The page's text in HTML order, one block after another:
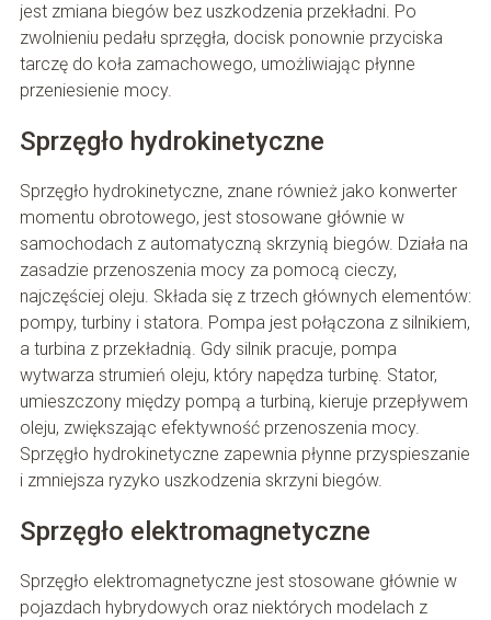
jest zmiana biegów bez uszkodzenia przekładni. Po
zwolnieniu pedału sprzęgła, docisk ponownie przyciska
tarczę do koła zamachowego, umożliwiając płynne
przeniesienie mocy.
Sprzęgło hydrokinetyczne
Sprzęgło hydrokinetyczne, znane również jako konwerter
momentu obrotowego, jest stosowane głównie w
samochodach z automatyczną skrzynią biegów. Działa na
zasadzie przenoszenia mocy za pomocą cieczy,
najczęściej oleju. Składa się z trzech głównych elementów:
pompy, turbiny i statora. Pompa jest połączona z silnikiem,
a turbina z przekładnią. Gdy silnik pracuje, pompa
wytwarza strumień oleju, który napędza turbinę. Stator,
umieszczony między pompą a turbiną, kieruje przepływem
oleju, zwiększając efektywność przenoszenia mocy.
Sprzęgło hydrokinetyczne zapewnia płynne przyspieszanie
i zmniejsza ryzyko uszkodzenia skrzyni biegów.
Sprzęgło elektromagnetyczne
Sprzęgło elektromagnetyczne jest stosowane głównie w
pojazdach hybrydowych oraz niektórych modelach z